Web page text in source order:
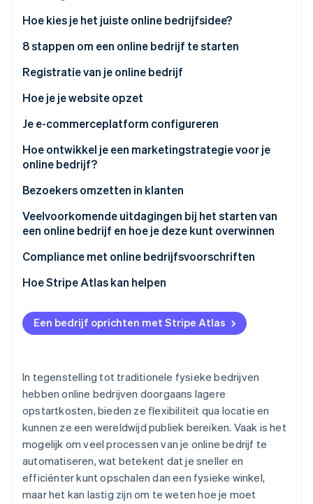
CO₂-verwijdering
Identity
Online identiteitsverificatie
Stripe Sessions 2026
Nu bekijken
Stripe App Marketplace
Hoe kies je het juiste online bedrijfsidee?
8 stappen om een online bedrijf te starten
Registratie van je online bedrijf
Hoe je je website opzet
Je e-commerceplatform configureren
Hoe ontwikkel je een marketingstrategie voor je
online bedrijf?
Doelgroep
Contentmarketing en SEO
Marketing op social media
E-mailmarketing
Betaalde reclame
Samenwerkingen en partnerschappen
Bezoekers omzetten in klanten
Gebruikerservaring (UX)
Effectieve CTA’s
A/B-testen en optimalisatie van conversieratio’s
(CRO)
Recensies en getuigenissen van klanten
Veelvoorkomende uitdagingen bij het starten van
een online bedrijf en hoe je deze kunt overwinnen
Downtime en storingen van de website
Concurrentie op de markt
Balans tussen werk en privé
Compliance met online bedrijfsvoorschriften
Wetgeving inzake gegevensprivacy
E-commerce wetgeving en
consumentenbescherming
Hoe Stripe Atlas kan helpen
Aanmelden bij Atlas
Betalingen accepteren en bankieren voordat je EIN-
Aankoop van aandelen door de oprichter zonder
contant geld
Automatische indiening van
belastingkeuzeformulier 83(b)
Juridische bedrijfsdocumenten van wereldklasse
Een gratis jaar Stripe Payments, plus $ 50.000 aan
partnervoordelen en kortingen
Een bedrijf oprichten met Stripe Atlas
In tegenstelling tot traditionele fysieke bedrijven
hebben online bedrijven doorgaans lagere
opstartkosten, bieden ze flexibiliteit qua locatie en
kunnen ze een wereldwijd publiek bereiken. Vaak is het
mogelijk om veel processen van je online bedrijf te
automatiseren, wat betekent dat je sneller en
efficiënter kunt opschalen dan een fysieke winkel,
maar het kan lastig zijn om te weten hoe je moet